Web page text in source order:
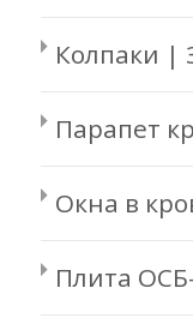
Колпаки |
Парапет
Окна в
Плита